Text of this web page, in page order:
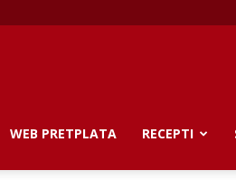
WEB PRETPLATA RECEPTI